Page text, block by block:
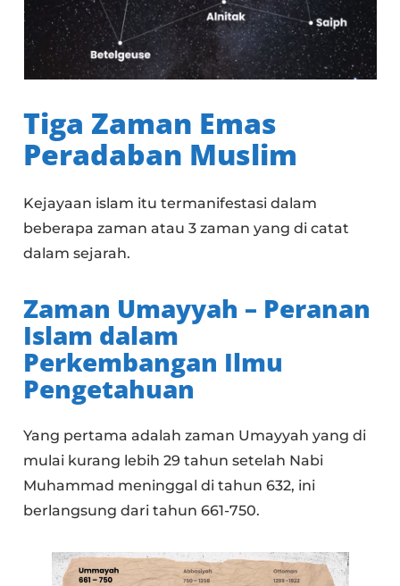
Tiga Zaman Emas
Peradaban Muslim
Kejayaan islam itu termanifestasi dalam
beberapa zaman atau 3 zaman yang di catat
dalam sejarah.
Zaman Umayyah – Peranan
Islam dalam
Perkembangan Ilmu
Pengetahuan
Yang pertama adalah zaman Umayyah yang di
mulai kurang lebih 29 tahun setelah Nabi
Muhammad meninggal di tahun 632, ini
berlangsung dari tahun 661-750.